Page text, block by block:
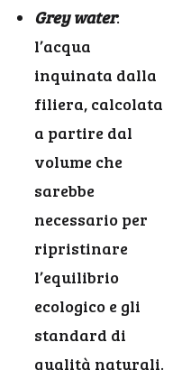
Grey water:
l’acqua
inquinata dalla
filiera, calcolata
a partire dal
volume che
sarebbe
necessario per
ripristinare
l’equilibrio
ecologico e gli
standard di
qualità naturali.